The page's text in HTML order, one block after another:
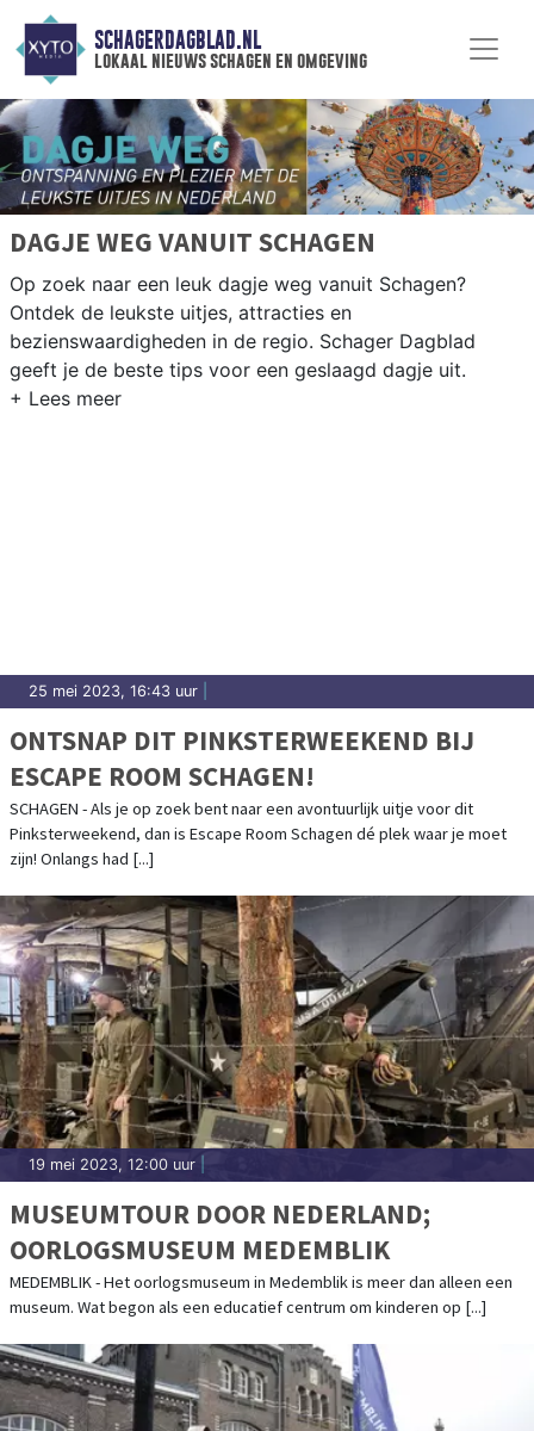
SCHAGERDAGBLAD.NL
lokaal nieuws schagen en omgeving
DAGJE WEG VANUIT SCHAGEN
Op zoek naar een leuk dagje weg vanuit Schagen?
Ontdek de leukste uitjes, attracties en
bezienswaardigheden in de regio. Schager Dagblad
geeft je de beste tips voor een geslaagd dagje uit.
25 mei 2023, 16:43 uur
ONTSNAP DIT PINKSTERWEEKEND BIJ
ESCAPE ROOM SCHAGEN!
SCHAGEN - Als je op zoek bent naar een avontuurlijk uitje voor dit
Pinksterweekend, dan is Escape Room Schagen dé plek waar je moet
zijn! Onlangs had [...]
19 mei 2023, 12:00 uur
MUSEUMTOUR DOOR NEDERLAND;
OORLOGSMUSEUM MEDEMBLIK
MEDEMBLIK - Het oorlogsmuseum in Medemblik is meer dan alleen een
museum. Wat begon als een educatief centrum om kinderen op [...]